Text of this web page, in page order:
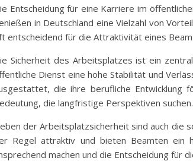
Entscheidung für eine Karriere im
in Deutschland eine Vielzahl von
entscheidend für die Attraktivität eines
Sicherheit des Arbeitsplatzes ist ein
Dienst eine hohe Stabilität und
die ihre berufliche Entwicklung
die langfristige Perspektiven suchen.
der Arbeitsplatzsicherheit sind auch die
Regel attraktiv und bieten Beamten ein
machen und die Entscheidung für